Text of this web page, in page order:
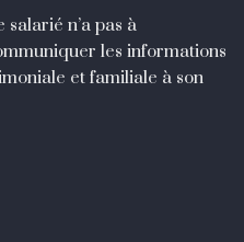
salarié n’a pas à
les informations
et familiale à son